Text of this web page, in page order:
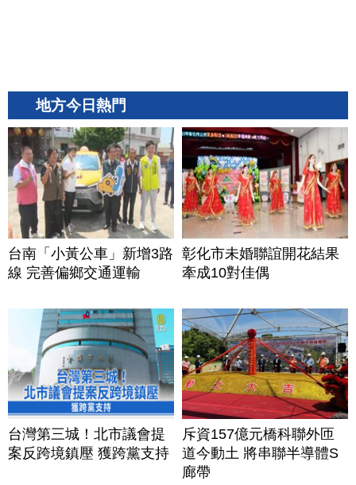
地方今日熱門
台南「小黃公車」新增3路
線 完善偏鄉交通運輸
彰化市未婚聯誼開花結果
牽成10對佳偶
台灣第三城！北市議會提
案反跨境鎮壓 獲跨黨支持
斥資157億元橋科聯外匝
道今動土 將串聯半導體S
廊帶